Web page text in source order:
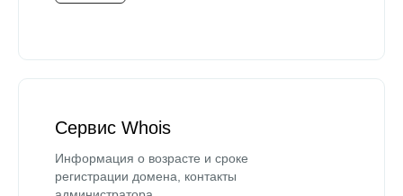
Сервис Whois
Информация о возрасте и сроке
регистрации домена, контакты